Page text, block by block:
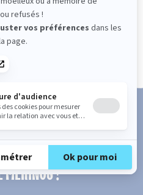
4x sans frais
!